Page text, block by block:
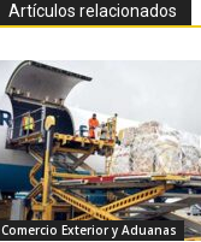
Artículos relacionados
Comercio Exterior y Aduanas